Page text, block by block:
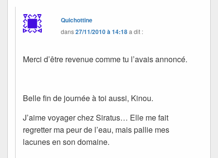
Quichottine
dans27/11/2010 à 14:18a dit :
Merci d’être revenue comme tu l’avais annoncé.
Belle fin de journée à toi aussi, Kinou.
J’aime voyager chez Siratus… Elle me fait
regretter ma peur de l’eau, mais pallie mes
lacunes en son domaine.